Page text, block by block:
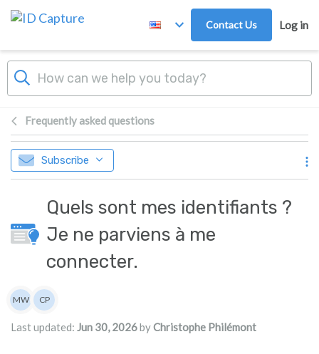
Skip to main content
Contact Us Log in
Frequently asked questions
Subscribe
Quels sont mes identifiants ?
Je ne parviens à me
connecter.
Authors list
MW CP
Last updated: Jun 30, 2026byChristophe Philémont